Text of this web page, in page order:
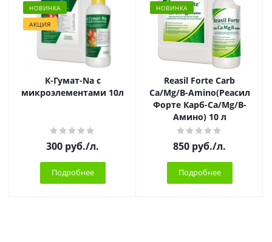
НОВИНКА
АКЦИЯ
К-Гумат-Na с
микроэлементами 10л
300 руб./л.
Подробнее
НОВИНКА
Reasil Forte Carb
Ca/Mg/B-Amino(Реасил
Форте Карб-Ca/Mg/B-
Амино) 10 л
850 руб./л.
Подробнее